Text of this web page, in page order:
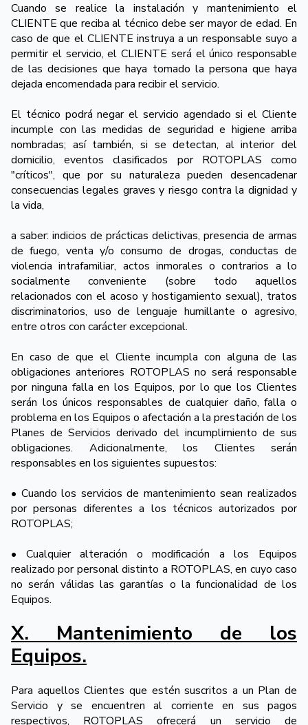
Cuando se realice la instalación y mantenimiento el
CLIENTE que reciba al técnico debe ser mayor de edad. En
caso de que el CLIENTE instruya a un responsable suyo a
permitir el servicio, el CLIENTE será el único responsable
de las decisiones que haya tomado la persona que haya
dejada encomendada para recibir el servicio.
El técnico podrá negar el servicio agendado si el Cliente
incumple con las medidas de seguridad e higiene arriba
nombradas; así también, si se detectan, al interior del
domicilio, eventos clasificados por ROTOPLAS como
"críticos", que por su naturaleza pueden desencadenar
consecuencias legales graves y riesgo contra la dignidad y
la vida,
a saber: indicios de prácticas delictivas, presencia de armas
de fuego, venta y/o consumo de drogas, conductas de
violencia intrafamiliar, actos inmorales o contrarios a lo
socialmente conveniente (sobre todo aquellos
relacionados con el acoso y hostigamiento sexual), tratos
discriminatorios, uso de lenguaje humillante o agresivo,
entre otros con carácter excepcional.
En caso de que el Cliente incumpla con alguna de las
obligaciones anteriores ROTOPLAS no será responsable
por ninguna falla en los Equipos, por lo que los Clientes
serán los únicos responsables de cualquier daño, falla o
problema en los Equipos o afectación a la prestación de los
Planes de Servicios derivado del incumplimiento de sus
obligaciones. Adicionalmente, los Clientes serán
responsables en los siguientes supuestos:
• Cuando los servicios de mantenimiento sean realizados
por personas diferentes a los técnicos autorizados por
ROTOPLAS;
• Cualquier alteración o modificación a los Equipos
realizado por personal distinto a ROTOPLAS, en cuyo caso
no serán válidas las garantías o la funcionalidad de los
Equipos.
X. Mantenimiento de los
Equipos.
Para aquellos Clientes que estén suscritos a un Plan de
Servicio y se encuentren al corriente en sus pagos
respectivos, ROTOPLAS ofrecerá un servicio de